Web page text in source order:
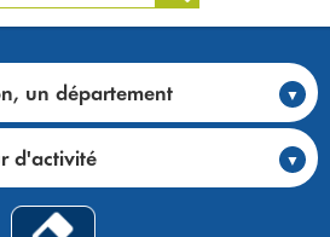
un département
d'activité